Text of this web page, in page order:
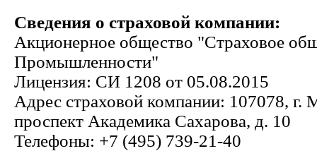
Сведения о страховой компании:
Акционерное общество "Страховое
Промышленности"
Лицензия: СИ 1208 от 05.08.2015
Адрес страховой компании: 107078, г.
проспект Академика Сахарова, д. 10
Телефоны: +7 (495) 739-21-40